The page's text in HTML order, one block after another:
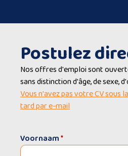
Postulez
Nos offres d'emploi sont
sans distinction d'âge, de sexe,
Vous n'avez pas votre CV sous
tard par e-mail
Voornaam*